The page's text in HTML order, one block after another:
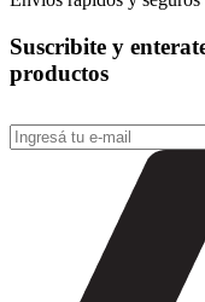
Suscribite y
productos